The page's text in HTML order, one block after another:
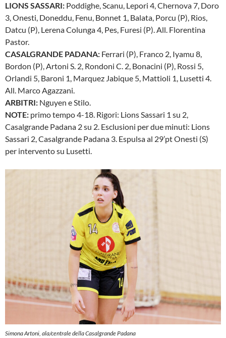
LIONS SASSARI: Poddighe, Scanu, Lepori 4, Chernova 7, Doro
3, Onesti, Doneddu, Fenu, Bonnet 1, Balata, Porcu (P), Rios,
Datcu (P), Lerena Colunga 4, Pes, Furesi (P). All. Florentina
Pastor.
CASALGRANDE PADANA: Ferrari (P), Franco 2, Iyamu 8,
Bordon (P), Artoni S. 2, Rondoni C. 2, Bonacini (P), Rossi 5,
Orlandi 5, Baroni 1, Marquez Jabique 5, Mattioli 1, Lusetti 4.
All. Marco Agazzani.
ARBITRI: Nguyen e Stilo.
NOTE: primo tempo 4-18. Rigori: Lions Sassari 1 su 2,
Casalgrande Padana 2 su 2. Esclusioni per due minuti: Lions
Sassari 2, Casalgrande Padana 3. Espulsa al 29’pt Onesti (S)
per intervento su Lusetti.
Simona Artoni, ala/centrale della Casalgrande Padana